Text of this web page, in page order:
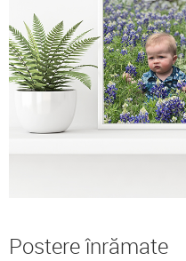
Postere înrămate